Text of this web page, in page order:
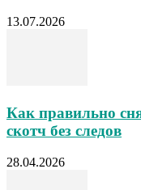
13.07.2026
Как правильно
скотч без следов
28.04.2026